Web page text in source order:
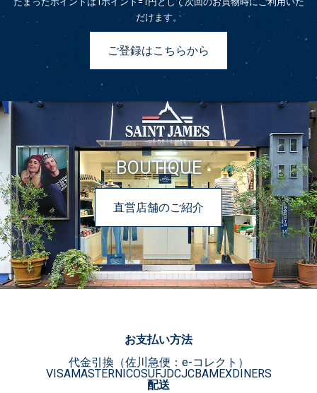
だけます。
ご登録はこちらから
BOUTIQUE
直営店舗のご紹介
お支払い方法
代金引換（佐川急便：e-コレクト）
VISAMASTERNICOSUFJDCJCBAMEXDINERS
配送